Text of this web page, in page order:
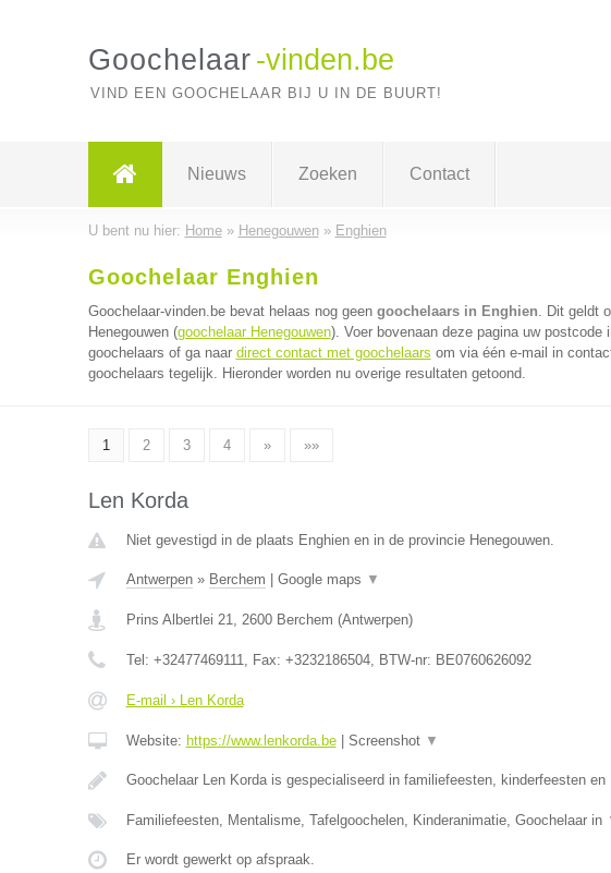
Goochelaar -vinden.be
VIND EEN GOOCHELAAR BIJ U IN DE BUURT!
Nieuws Zoeken Contact
U bent nu hier: Home» Henegouwen» Enghien
Goochelaar Enghien
Goochelaar-vinden.be bevat helaas nog geen goochelaars in Enghien. Dit geldt
Henegouwen (goochelaar Henegouwen). Voer bovenaan deze pagina uw postcode
goochelaars of ga naar direct contact met goochelaars om via één e-mail in
goochelaars tegelijk. Hieronder worden nu overige resultaten getoond.
1 2 3 4 » »»
Len Korda
Niet gevestigd in de plaats Enghien en in de provincie Henegouwen.
Antwerpen» Berchem Google maps ▼
Prins Albertlei 21, 2600 Berchem (Antwerpen)
Tel: +32477469111, Fax: +3232186504, BTW-nr: BE0760626092
E-mail › Len Korda
Website: https://www.lenkorda.be| Screenshot ▼
Goochelaar Len Korda is gespecialiseerd in familiefeesten, kinderfeesten en
Familiefeesten, Mentalisme, Tafelgoochelen, Kinderanimatie, Goochelaar in
Er wordt gewerkt op afspraak.